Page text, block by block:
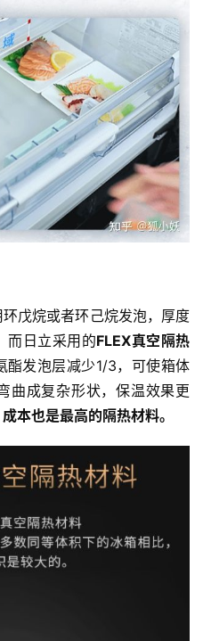
戊烷或者环己烷发泡，厚度
而日立采用的FLEX真空隔热
酯发泡层减少1/3，可使箱体
曲成复杂形状，保温效果更
本也是最高的隔热材料。